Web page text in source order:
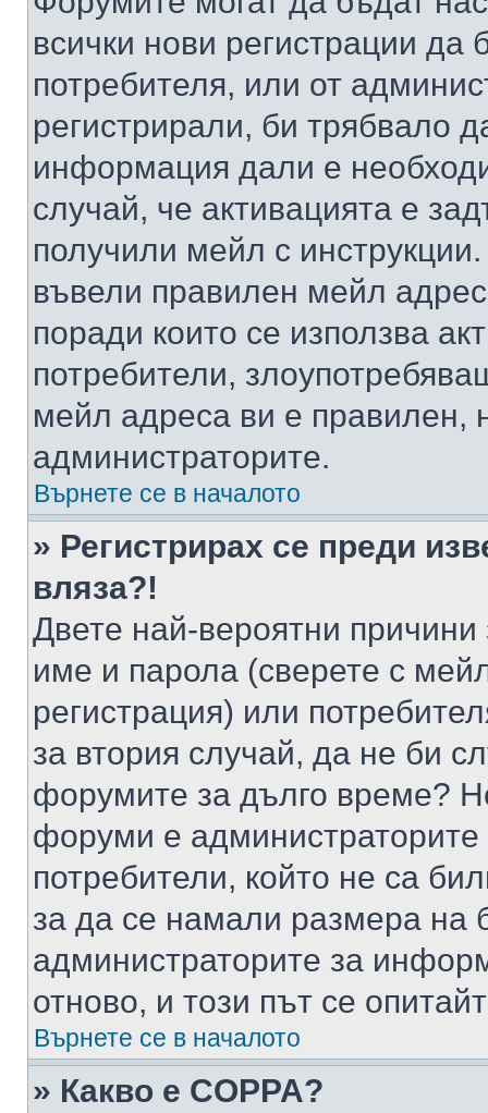
всички нови регистрации да
потребителя, или от
регистрирали, би трябвало
информация дали е
случай, че активацията е
получили мейл с
въвели правилен мейл
поради които се използва
потребители,
мейл адреса ви е правилен,
администраторите.
Върнете се в началото
» Регистрирах се преди
вляза?!
Двете най-вероятни
име и парола (сверете с
регистрация) или
за втория случай, да не би
форумите за дълго време?
форуми е администраторите
потребители, който не са
за да се намали размера на
администраторите за
отново, и този път се
Върнете се в началото
» Какво е COPPA?